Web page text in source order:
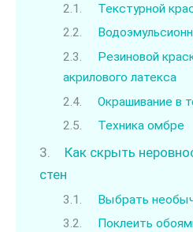
Текстурной
Резиновой
акрилового латекса
Окрашивание в
Техника омбре
Как скрыть
стен
Выбрать
Поклеить